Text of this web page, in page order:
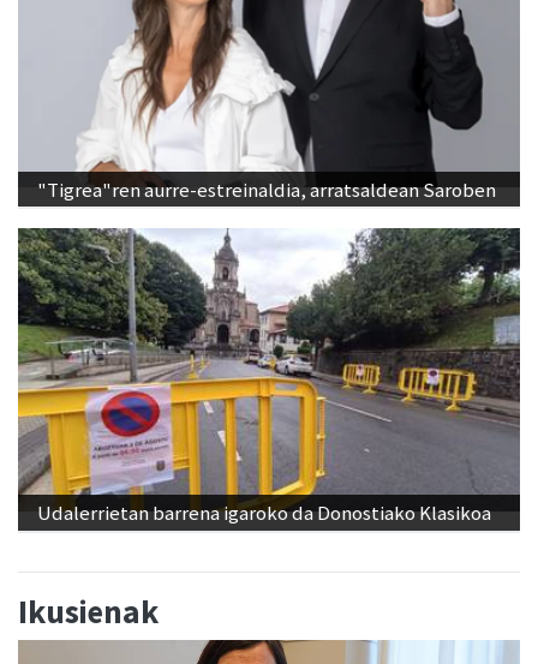
"Tigrea"ren aurre-estreinaldia, arratsaldean Saroben
Udalerrietan barrena igaroko da Donostiako Klasikoa
Ikusienak